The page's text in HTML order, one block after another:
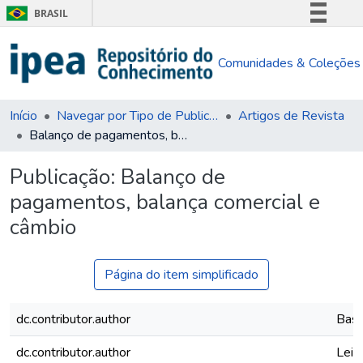
BRASIL
Comunica BR
Acesso à informação
Comunidades & Coleções
Início Navegar por Tipo de Publicação
Artigos de Revista
Balanço de pagamentos, balança comercial e câmbio
Publicação: Balanço de
pagamentos, balança comercial e
câmbio
Página do item simplificado
dc.contributor.author
dc.contributor.author